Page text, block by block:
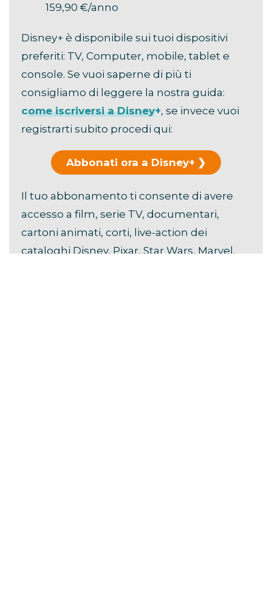
159,90 €/anno
Disney+ è disponibile sui tuoi dispositivi
preferiti: TV, Computer, mobile, tablet e
console. Se vuoi saperne di più ti
consigliamo di leggere la nostra guida:
come iscriversi a Disney+, se invece vuoi
registrarti subito procedi qui:
Abbonati ora a Disney+
Il tuo abbonamento ti consente di avere
accesso a film, serie TV, documentari,
cartoni animati, corti, live-action dei
cataloghi Disney, Pixar, Star Wars, Marvel,